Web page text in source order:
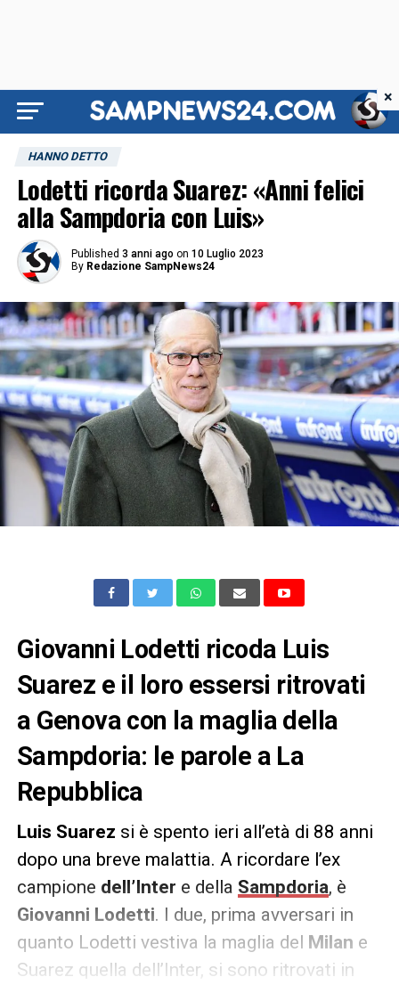
HANNO DETTO
Lodetti ricorda Suarez: «Anni felici
alla Sampdoria con Luis»
Published 3 anni ago on 10 Luglio 2023
By Redazione SampNews24
Giovanni Lodetti ricoda Luis
Suarez e il loro essersi ritrovati
a Genova con la maglia della
Sampdoria: le parole a La
Repubblica
Luis Suarez si è spento ieri all’età di 88 anni
dopo una breve malattia. A ricordare l’ex
campione dell’Inter e della Sampdoria, è
Giovanni Lodetti. I due, prima avversari in
quanto Lodetti vestiva la maglia del Milan e
Suarez quella dell’Inter, si sono ritrovati in
×